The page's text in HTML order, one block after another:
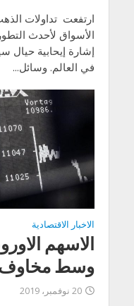
الأسواق لأحدث
إشارة إيحابية حيال
في العالم. وسائل...
الاخبار الاقتصادية
الاسهم
وسط مخاوف
20 نوفمبر، 2019